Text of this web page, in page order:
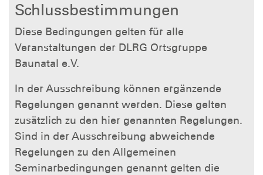
Schlussbestimmungen
Diese Bedingungen gelten für alle
Veranstaltungen der DLRG Ortsgruppe
Baunatal e.V.
In der Ausschreibung können ergänzende
Regelungen genannt werden. Diese gelten
zusätzlich zu den hier genannten Regelungen.
Sind in der Ausschreibung abweichende
Regelungen zu den Allgemeinen
Seminarbedingungen genannt gelten die